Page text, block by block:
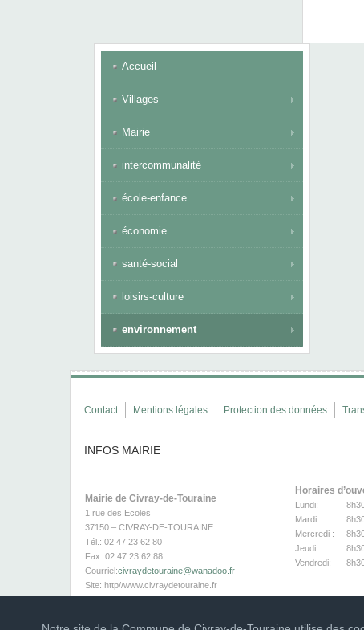
Accueil
Villages
Mairie
intercommunalité
école-enfance
économie
santé-social
loisirs-culture
environnement
Contact Mentions légales Protection des données
INFOS MAIRIE
Mairie de Civray-de-Touraine
1 rue des Ecoles
37150 – CIVRAY-DE-TOURAINE
Tél.: 02 47 23 62 80
Fax: 02 47 23 62 88
Courriel:civraydetouraine@wanadoo.fr
Site: http//www.civraydetouraine.fr
Horaires
Lundi:
Mardi:
Mercredi :
Jeudi :
Vendredi: